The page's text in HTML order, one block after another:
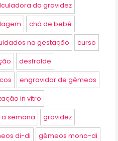
da gravidez
chá de bebê
na gestação curso
desfralde
engravidar de gêmeos
in vitro
semana gravidez
di-di gêmeos mono-di